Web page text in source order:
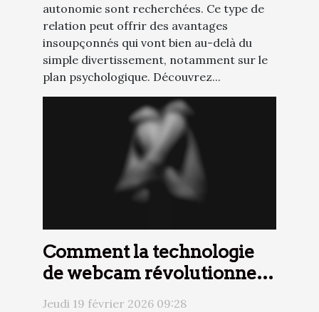
autonomie sont recherchées. Ce type de
relation peut offrir des avantages
insoupçonnés qui vont bien au-delà du
simple divertissement, notamment sur le
plan psychologique. Découvrez...
Comment la technologie
de webcam révolutionne
les interactions en ligne
Jeudi 19 février 2026 09:28